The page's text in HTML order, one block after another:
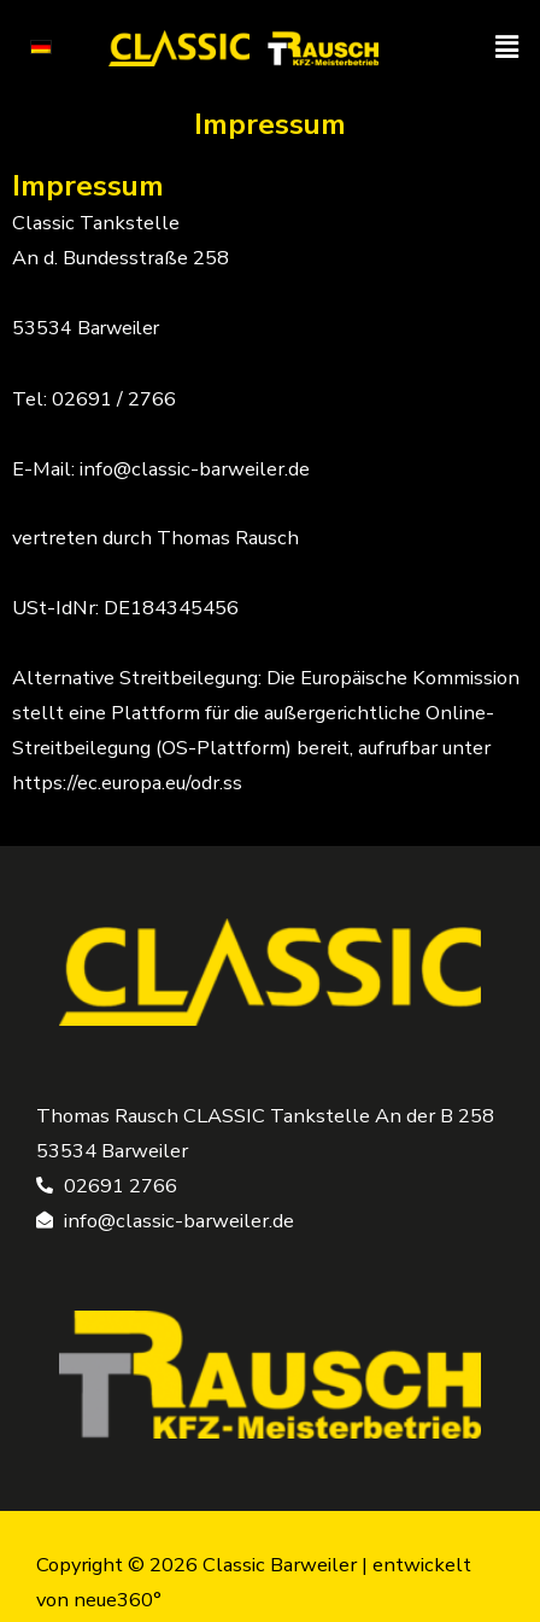
Inhalt
Impressum
Impressum
Classic Tankstelle
An d. Bundesstraße 258
53534 Barweiler
Tel: 02691 / 2766
E-Mail: info@classic-barweiler.de
vertreten durch Thomas Rausch
USt-IdNr: DE184345456
Alternative Streitbeilegung: Die Europäische Kommission
stellt eine Plattform für die außergerichtliche Online-
Streitbeilegung (OS-Plattform) bereit, aufrufbar unter
https://ec.europa.eu/odr.ss
Thomas Rausch CLASSIC Tankstelle An der B 258
53534 Barweiler
02691 2766
info@classic-barweiler.de
Copyright © 2026 Classic Barweiler | entwickelt
von neue360°